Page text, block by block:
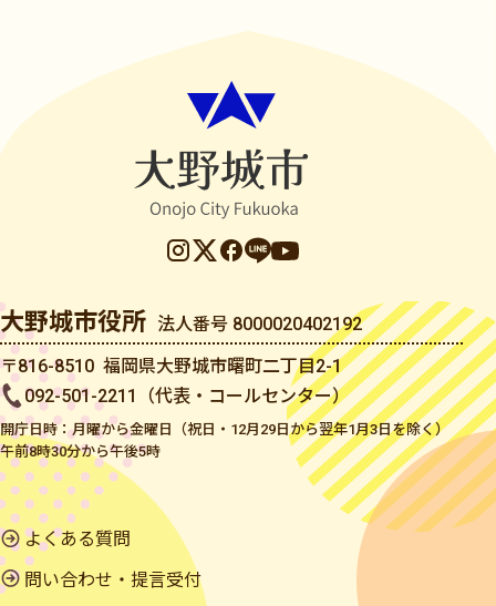
大野城市役所 法人番号 8000020402192
〒816-8510 福岡県大野城市曙町二丁目2-1
092-501-2211（代表・コールセンター）
開庁日時：月曜から金曜日（祝日・12月29日から翌年1月3日を除く）
午前8時30分から午後5時
よくある質問
問い合わせ・提言受付